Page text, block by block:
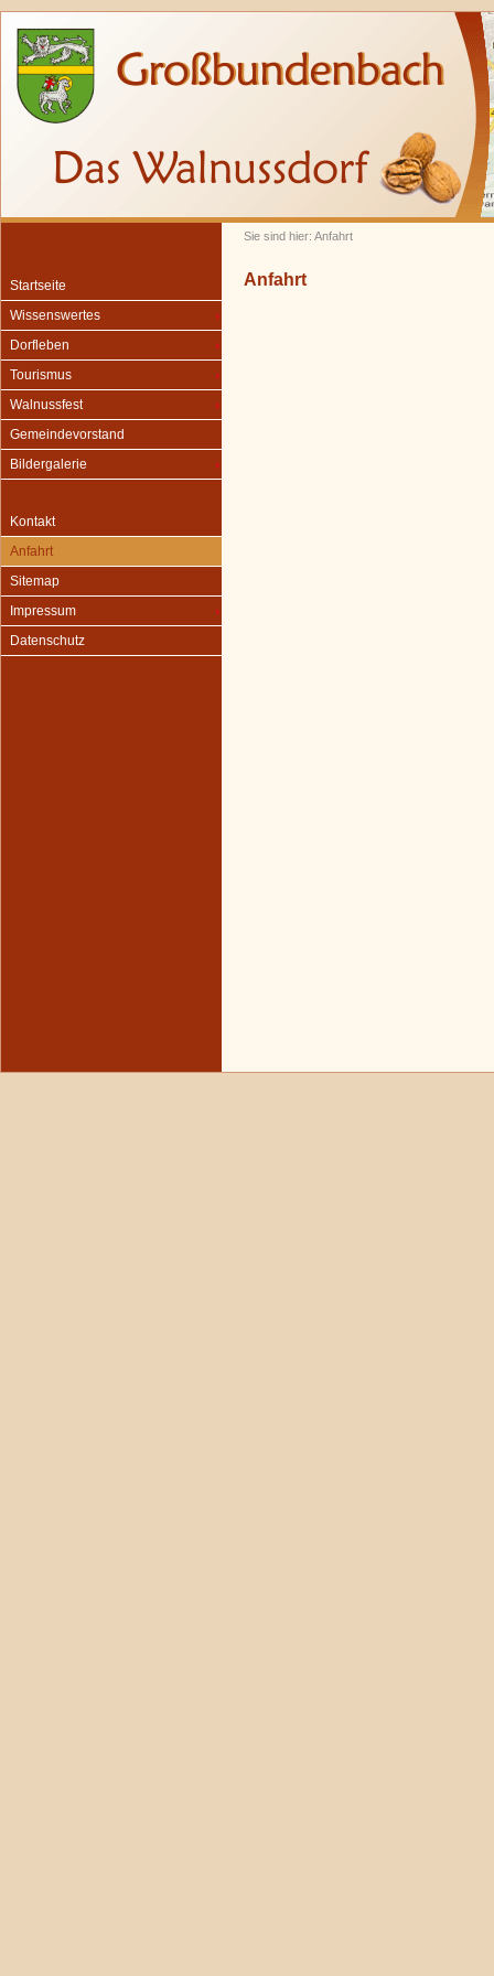
Sie sind hier: Anfahrt
Startseite
Wissenswertes
Dorfleben
Tourismus
Walnussfest
Gemeindevorstand
Bildergalerie
Kontakt
Anfahrt
Sitemap
Impressum
Datenschutz
Anfahrt